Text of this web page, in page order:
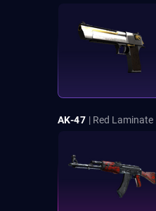
AK-47 | Red Laminate